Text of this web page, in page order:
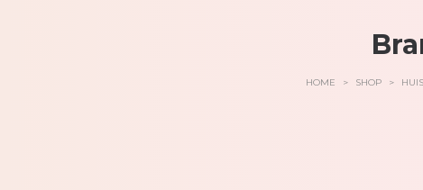
HOME > SHOP >